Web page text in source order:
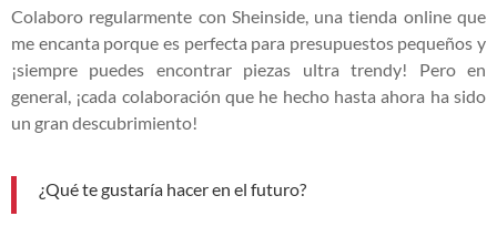
Colaboro regularmente con Sheinside, una tienda online que
me encanta porque es perfecta para presupuestos pequeños y
¡siempre puedes encontrar piezas ultra trendy! Pero en
general, ¡cada colaboración que he hecho hasta ahora ha sido
un gran descubrimiento!
¿Qué te gustaría hacer en el futuro?